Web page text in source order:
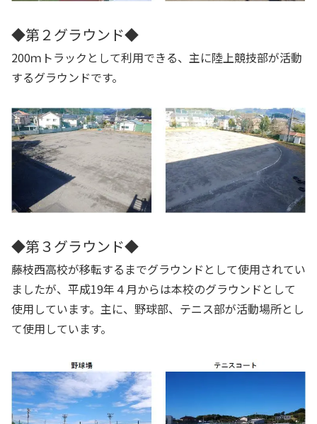
◆第２グラウンド◆
200ｍトラックとして利用できる、主に陸上競技部が活動
するグラウンドです。
◆第３グラウンド◆
藤枝西高校が移転するまでグラウンドとして使用されてい
ましたが、平成19年４月からは本校のグラウンドとして
使用しています。主に、野球部、テニス部が活動場所とし
て使用しています。